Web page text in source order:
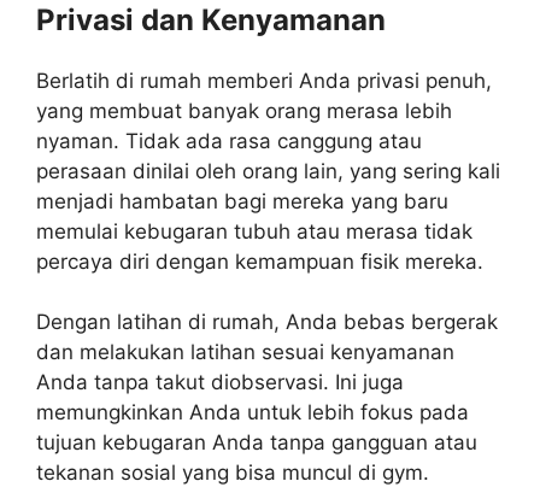
Privasi dan Kenyamanan
Berlatih di rumah memberi Anda privasi penuh,
yang membuat banyak orang merasa lebih
nyaman. Tidak ada rasa canggung atau
perasaan dinilai oleh orang lain, yang sering kali
menjadi hambatan bagi mereka yang baru
memulai kebugaran tubuh atau merasa tidak
percaya diri dengan kemampuan fisik mereka.
Dengan latihan di rumah, Anda bebas bergerak
dan melakukan latihan sesuai kenyamanan
Anda tanpa takut diobservasi. Ini juga
memungkinkan Anda untuk lebih fokus pada
tujuan kebugaran Anda tanpa gangguan atau
tekanan sosial yang bisa muncul di gym.